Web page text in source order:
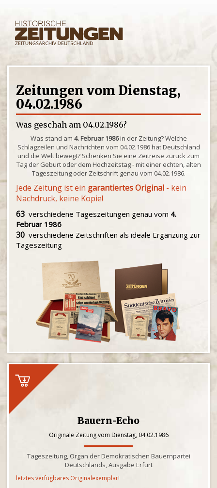
Zeitungen vom Dienstag,
04.02.1986
Was geschah am 04.02.1986?
Was stand am 4. Februar 1986in der Zeitung? Welche
Schlagzeilen und Nachrichten vom 04.02.1986 hat Deutschland
und die Welt bewegt? Schenken Sie eine Zeitreise zurück zum
Tag der Geburt oder dem Hochzeitstag - mit einer echten, alten
Tageszeitung oder Zeitschrift genau vom 04.02.1986.
Jede Zeitung ist ein garantiertes Original - kein
Nachdruck, keine Kopie!
63 verschiedene Tageszeitungen genau vom 4.
Februar 1986
30 verschiedene Zeitschriften als ideale Ergänzung zur
Tageszeitung
Bauern-Echo
Originale Zeitung vom Dienstag, 04.02.1986
Tageszeitung, Organ der Demokratischen Bauernpartei
Deutschlands, Ausgabe Erfurt
letztes verfügbares Originalexemplar!